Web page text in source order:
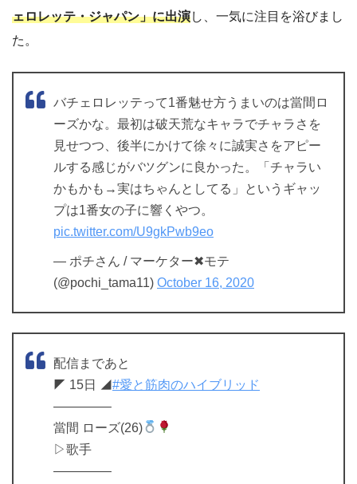
ェロレッテ・ジャパン」に出演し、一気に注目を浴びまし
た。
バチェロレッテって1番魅せ方うまいのは當間ロ
ーズかな。最初は破天荒なキャラでチャラさを
見せつつ、後半にかけて徐々に誠実さをアピー
ルする感じがバツグンに良かった。「チャラい
かもかも→実はちゃんとしてる」というギャッ
プは1番女の子に響くやつ。
pic.twitter.com/U9gkPwb9eo
— ポチさん / マーケター✖︎モテ
(@pochi_tama11) October 16, 2020
配信まであと
◤ 15日 ◢#愛と筋肉のハイブリッド
————–
當間 ローズ(26)
▷歌手
————–